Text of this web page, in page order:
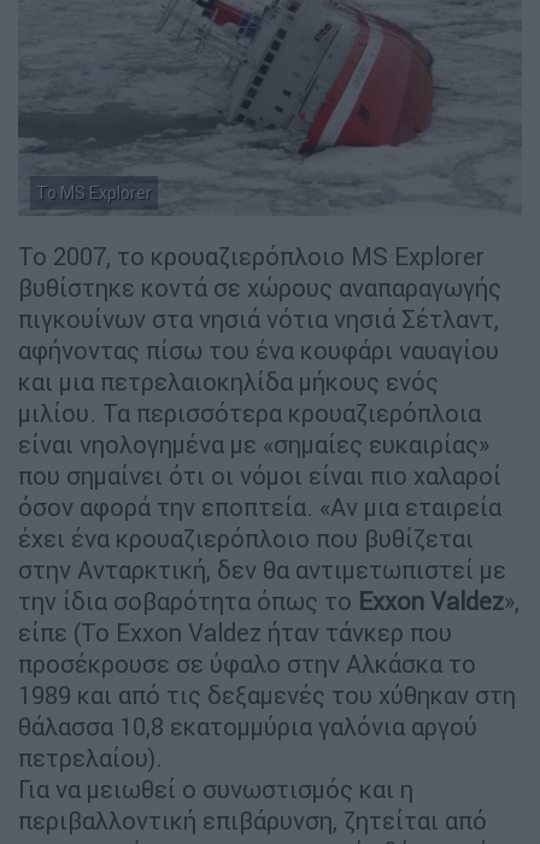
Το MS Explorer
Το 2007, το κρουαζιερόπλοιο MS Explorer
βυθίστηκε κοντά σε χώρους αναπαραγωγής
πιγκουίνων στα νησιά νότια νησιά Σέτλαντ,
αφήνοντας πίσω του ένα κουφάρι ναυαγίου
και μια πετρελαιοκηλίδα μήκους ενός
μιλίου. Τα περισσότερα κρουαζιερόπλοια
είναι νηολογημένα με «σημαίες ευκαιρίας»
που σημαίνει ότι οι νόμοι είναι πιο χαλαροί
όσον αφορά την εποπτεία. «Αν μια εταιρεία
έχει ένα κρουαζιερόπλοιο που βυθίζεται
στην Ανταρκτική, δεν θα αντιμετωπιστεί με
την ίδια σοβαρότητα όπως το Exxon Valdez»,
είπε (Το Exxon Valdez ήταν τάνκερ που
προσέκρουσε σε ύφαλο στην Αλκάσκα το
1989 και από τις δεξαμενές του χύθηκαν στη
θάλασσα 10,8 εκατομμύρια γαλόνια αργού
πετρελαίου).
Για να μειωθεί ο συνωστισμός και η
περιβαλλοντική επιβάρυνση, ζητείται από